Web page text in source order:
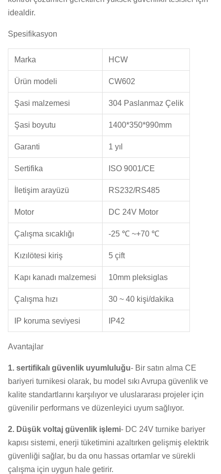
idealdir.
Spesifikasyon
Marka HCW
Ürün modeli CW602
Şasi malzemesi 304 Paslanmaz Çelik
Şasi boyutu 1400*350*990mm
Garanti 1 yıl
Sertifika ISO 9001/CE
İletişim arayüzü RS232/RS485
Motor DC 24V Motor
Çalışma sıcaklığı -25 ℃ ~+70 ℃
Kızılötesi kiriş 5 çift
Kapı kanadı malzemesi 10mm pleksiglas
Çalışma hızı 30 ~ 40 kişi/dakika
IP koruma seviyesi IP42
Avantajlar
1. sertifikalı güvenlik uyumluluğu- Bir satın alma CE
bariyeri turnikesi olarak, bu model sıkı Avrupa güvenlik ve
kalite standartlarını karşılıyor ve uluslararası projeler için
güvenilir performans ve düzenleyici uyum sağlıyor.
2. Düşük voltaj güvenlik işlemi- DC 24V turnike bariyer
kapısı sistemi, enerji tüketimini azaltırken gelişmiş elektrik
güvenliği sağlar, bu da onu hassas ortamlar ve sürekli
çalışma için uygun hale getirir.